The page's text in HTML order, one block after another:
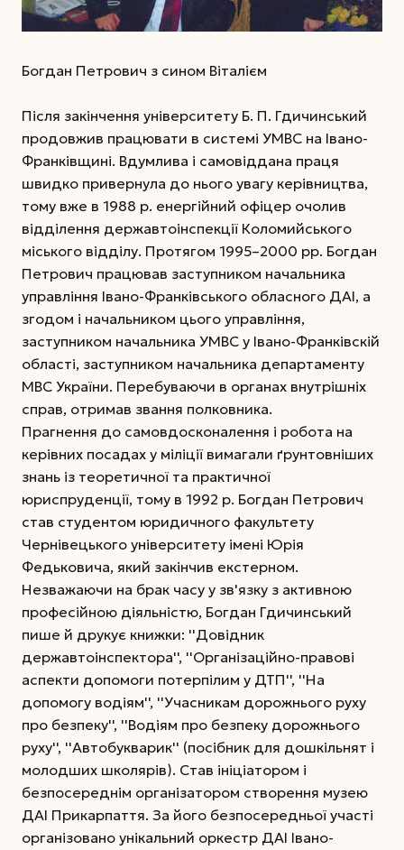
Богдан Петрович з сином Віталієм
Після закінчення університету Б. П. Гдичинський
продовжив працювати в системі УМВС на Івано-
Франківщині. Вдумлива і самовіддана праця
швидко привернула до нього увагу керівництва,
тому вже в 1988 р. енергійний офіцер очолив
відділення державтоінспекції Коломийського
міського відділу. Протягом 1995–2000 рр. Богдан
Петрович працював заступником начальника
управління Івано-Франківського обласного ДАІ, а
згодом і начальником цього управління,
заступником начальника УМВС у Івано-Франківскій
області, заступником начальника департаменту
МВС України. Перебуваючи в органах внутрішніх
справ, отримав звання полковника.
Прагнення до самовдосконалення і робота на
керівних посадах у міліції вимагали ґрунтовніших
знань із теоретичної та практичної
юриспруденції, тому в 1992 р. Богдан Петрович
став студентом юридичного факультету
Чернівецького університету імені Юрія
Федьковича, який закінчив екстерном.
Незважаючи на брак часу у зв'язку з активною
професійною діяльністю, Богдан Гдичинський
пише й друкує книжки: ''Довідник
державтоінспектора'', ''Організаційно-правові
аспекти допомоги потерпілим у ДТП'', ''На
допомогу водіям'', ''Учасникам дорожнього руху
про безпеку'', ''Водіям про безпеку дорожнього
руху'', ''Автобукварик'' (посібник для дошкільнят і
молодших школярів). Став ініціатором і
безпосереднім організатором створення музею
ДАІ Прикарпаття. За його безпосередньої участі
організовано унікальний оркестр ДАІ Івано-